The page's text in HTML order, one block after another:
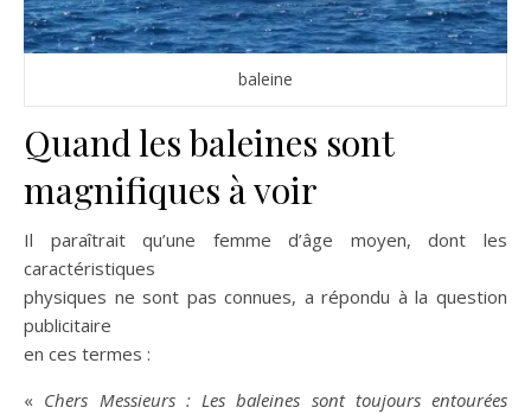
baleine
Quand les baleines sont
magnifiques à voir
Il paraîtrait qu’une femme d’âge moyen, dont les
caractéristiques
physiques ne sont pas connues, a répondu à la question
publicitaire
en ces termes :
« Chers Messieurs : Les baleines sont toujours entourées